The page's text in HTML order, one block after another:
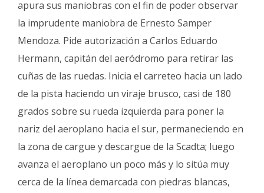
apura sus maniobras con el fin de poder observar
la imprudente maniobra de Ernesto Samper
Mendoza. Pide autorización a Carlos Eduardo
Hermann, capitán del aeródromo para retirar las
cuñas de las ruedas. Inicia el carreteo hacia un lado
de la pista haciendo un viraje brusco, casi de 180
grados sobre su rueda izquierda para poner la
nariz del aeroplano hacia el sur, permaneciendo en
la zona de cargue y descargue de la Scadta; luego
avanza el aeroplano un poco más y lo sitúa muy
cerca de la línea demarcada con piedras blancas,